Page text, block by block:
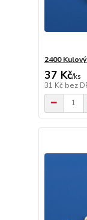
2400
37 Kč/ks
31 Kč bez